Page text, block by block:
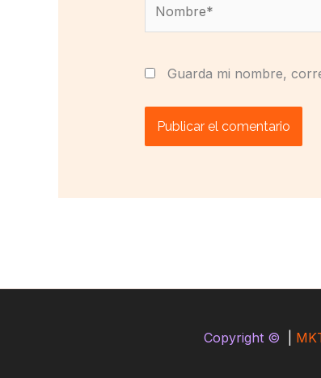
Guarda mi nombre,
Copyright ©